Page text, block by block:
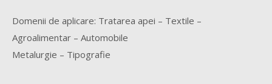
Domenii de aplicare: Tratarea apei – Textile –
Agroalimentar – Automobile
Metalurgie – Tipografie